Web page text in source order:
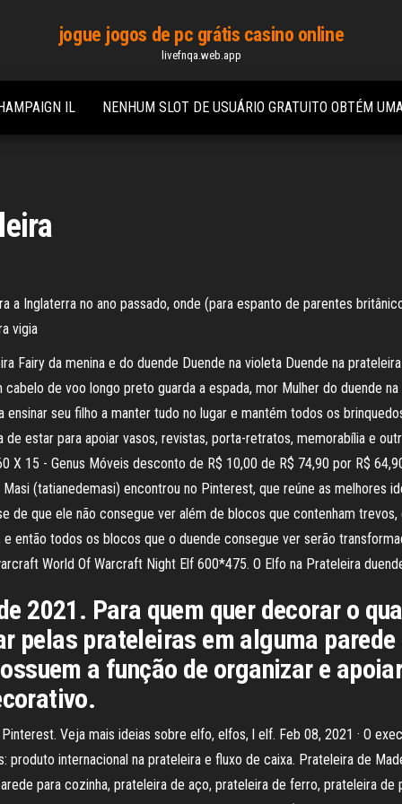
jogue jogos de pc grátis casino online
livefnqa.web.app
IL NENHUM SLOT DE USUÁRIO GRATUITO OBTÉM
a Inglaterra no ano passado, onde (para espanto de parentes
vigia
Fairy da menina e do duende Duende na violeta Duende na
de voo longo preto guarda a espada, mor Mulher do duende
seu filho a manter tudo no lugar e mantém todos os
estar para apoiar vasos, revistas, porta-retratos, memorabília e
15 - Genus Móveis desconto de R$ 10,00 de R$ 74,90 por R$
(tatianedemasi) encontrou no Pinterest, que reúne as melhores
de que ele não consegue ver além de blocos que contenham
então todos os blocos que o duende consegue ver serão
World Of Warcraft Night Elf 600*475. O Elfo na Prateleira
2021. Para quem quer decorar o
pelas prateleiras em alguma
a função de organizar e
Veja mais ideias sobre elfo, elfos, l elf. Feb 08, 2021 · O
produto internacional na prateleira e fluxo de caixa. Prateleira de
para cozinha, prateleira de aço, prateleira de ferro, prateleira